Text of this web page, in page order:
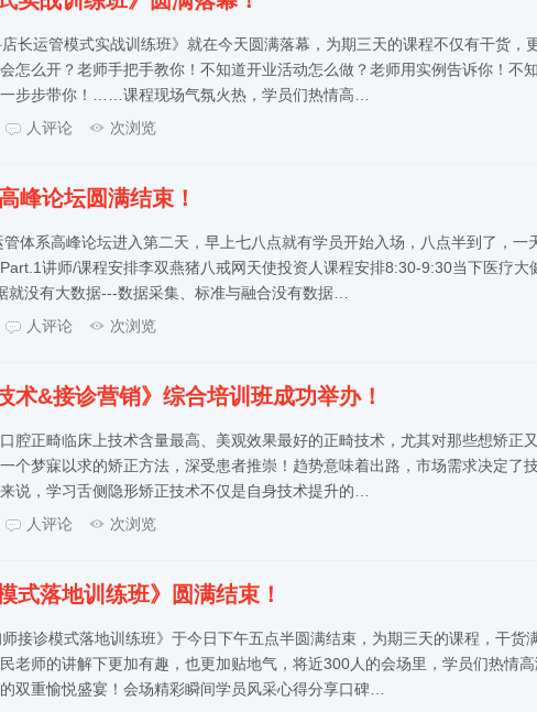
长运管模式实战训练班》就在今天圆满落幕，为期三天的课程不仅有干货，
怎么开？老师手把手教你！不知道开业活动怎么做？老师用实例告诉你！不
步步带你！……课程现场气氛火热，学员们热情高…
人评论 次浏览
峰论坛圆满结束！
体系高峰论坛进入第二天，早上七八点就有学员开始入场，八点半到了，一
讲师/课程安排李双燕猪八戒网天使投资人课程安排8:30-9:30当下医疗大
就没有大数据---数据采集、标准与融合没有数据…
人评论 次浏览
&接诊营销》综合培训班成功举办！
腔正畸临床上技术含量最高、美观效果最好的正畸技术，尤其对那些想矫正
个梦寐以求的矫正方法，深受患者推崇！趋势意味着出路，市场需求决定了
说，学习舌侧隐形矫正技术不仅是自身技术提升的…
人评论 次浏览
式落地训练班》圆满结束！
接诊模式落地训练班》于今日下午五点半圆满结束，为期三天的课程，干货
老师的讲解下更加有趣，也更加贴地气，将近300人的会场里，学员们热情高
双重愉悦盛宴！会场精彩瞬间学员风采心得分享口碑…